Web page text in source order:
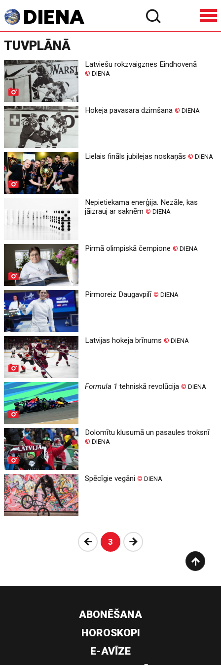
TUVPLĀNĀ
Latviešu rokzvaigznes Eindhovenā
© DIENA
Hokeja pavasara dzimšana© DIENA
Lielais fināls jubilejas noskaņās© DIENA
Nepietiekama enerģija. Nezāle, kas
jāizrauj ar saknēm© DIENA
Pirmā olimpiskā čempione© DIENA
Pirmoreiz Daugavpilī© DIENA
Latvijas hokeja brīnums© DIENA
Formula 1 tehniskā revolūcija© DIENA
Dolomītu klusumā un pasaules troksnī
© DIENA
Spēcīgie vegāni© DIENA
Atpakaļ
3 Nākošā
ABONĒŠANA
HOROSKOPI
E-AVĪZE